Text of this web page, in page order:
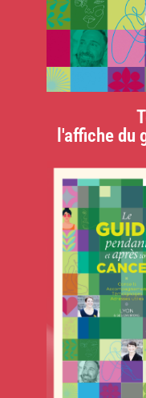
l'affiche du